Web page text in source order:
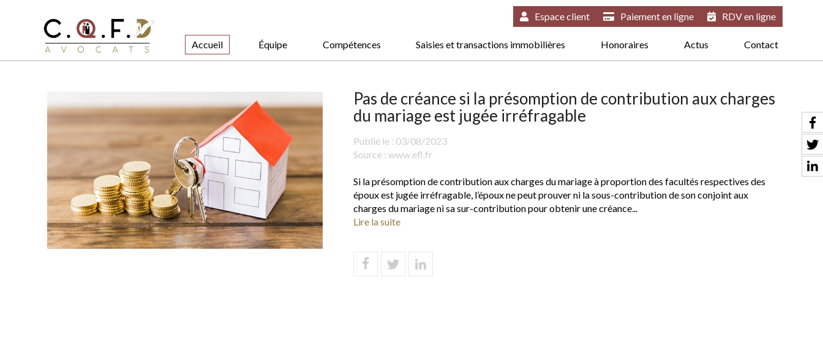
Accueil Équipe Compétences Saisies et transactions immobilières Honoraires Actus Contact
Espace client Paiement en ligne RDV en ligne
Pas de créance si la présomption de contribution aux charges
du mariage est jugée irréfragable
Publié le : 03/08/2023
Source : www.efl.fr
Si la présomption de contribution aux charges du mariage à proportion des facultés respectives des
époux est jugée irréfragable, l’époux ne peut prouver ni la sous-contribution de son conjoint aux
charges du mariage ni sa sur-contribution pour obtenir une créance...
Lire la suite